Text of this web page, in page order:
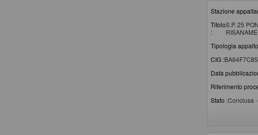
Stazione
Titolo
:
S.P. 25
Tipologia
CIG :
Data
Riferimento
Stato :Conclusa